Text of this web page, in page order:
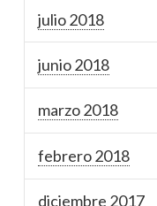
julio 2018
junio 2018
marzo 2018
febrero 2018
diciembre 2017